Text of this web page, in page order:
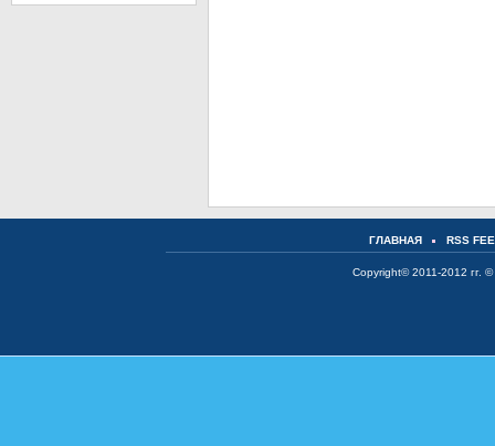
ГЛАВНАЯ RSS
Copyright© 2011-2012 гг. ©